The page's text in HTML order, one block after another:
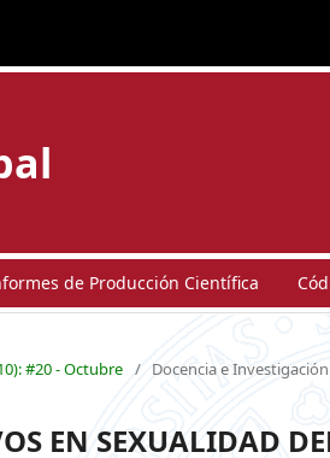
de Producción Científica
#20 - Octubre / Docencia e Investigación
EN SEXUALIDAD